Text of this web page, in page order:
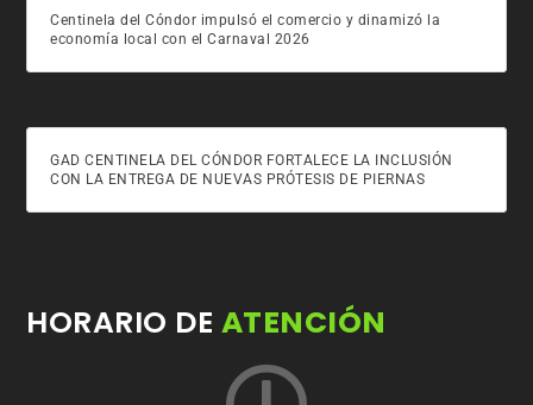
Centinela del Cóndor impulsó el comercio y dinamizó la
economía local con el Carnaval 2026
GAD CENTINELA DEL CÓNDOR FORTALECE LA INCLUSIÓN
CON LA ENTREGA DE NUEVAS PRÓTESIS DE PIERNAS
HORARIO DE ATENCIÓN